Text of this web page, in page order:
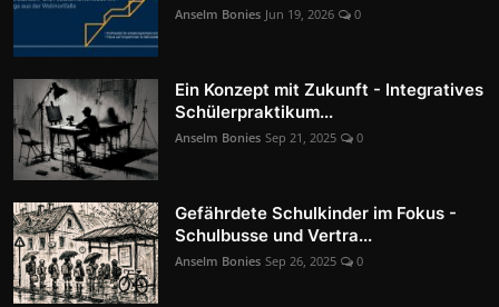
Anselm Bonies Jun 19, 2026 0
Ein Konzept mit Zukunft - Integratives
Schülerpraktikum...
Anselm Bonies Sep 21, 2025 0
Gefährdete Schulkinder im Fokus -
Schulbusse und Vertra...
Anselm Bonies Sep 26, 2025 0